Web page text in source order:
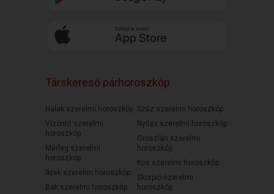
Társkereső párhoroszkóp
Halak szerelmi horoszkóp
Vízöntő szerelmi
horoszkóp
Mérleg szerelmi
horoszkóp
Ikrek szerelmi horoszkóp
Bak szerelmi horoszkóp
Szűz szerelmi horoszkóp
Nyilas szerelmi horoszkóp
Oroszlán szerelmi
horoszkóp
Kos szerelmi horoszkóp
Skorpió szerelmi
horoszkóp